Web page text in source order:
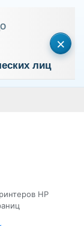
лиц
×
HP